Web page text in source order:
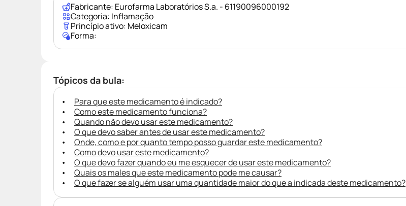
Fabricante: Eurofarma Laboratórios S.a. - 61190096000192
Categoria: Inflamação
Princípio ativo: Meloxicam
Forma:
Tópicos da bula:
Para que este medicamento é indicado?
Como este medicamento funciona?
Quando não devo usar este medicamento?
O que devo saber antes de usar este medicamento?
Onde, como e por quanto tempo posso guardar este medicamento?
Como devo usar este medicamento?
O que devo fazer quando eu me esquecer de usar este medicamento?
Quais os males que este medicamento pode me causar?
O que fazer se alguém usar uma quantidade maior do que a indicada deste medicamento?